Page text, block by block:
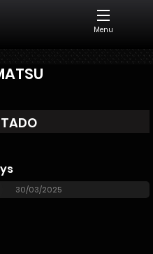
Menu
30/03/2025